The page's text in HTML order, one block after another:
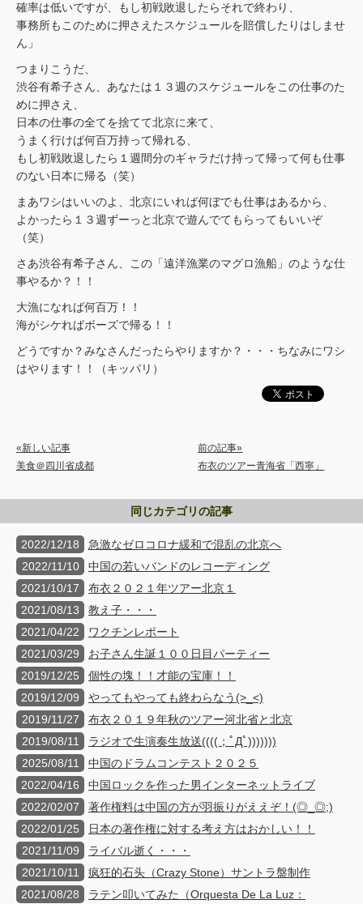
確率は低いですが、もし初戦敗退したらそれで終わり、
事務所もこのために押さえたスケジュールを賠償したりはしませ
ん」
つまりこうだ、
渋谷有希子さん、あなたは１３週のスケジュールをこの仕事のた
めに押さえ、
日本の仕事の全てを捨てて北京に来て、
うまく行けば何百万持って帰れる、
もし初戦敗退したら１週間分のギャラだけ持って帰って何も仕事
のない日本に帰る（笑）
まあワシはいいのよ、北京にいれば何ぼでも仕事はあるから、
よかったら１３週ずーっと北京で遊んでてもらってもいいぞ
（笑）
さあ渋谷有希子さん、この「遠洋漁業のマグロ漁船」のような仕
事やるか？！！
大漁になれば何百万！！
海がシケればボーズで帰る！！
どうですか？みなさんだったらやりますか？・・・ちなみにワシ
はやります！！（キッパリ）
«新しい記事
美食＠四川省成都
前の記事»
布衣のツアー青海省「西寧」
同じカテゴリの記事
2022/12/18
急激なゼロコロナ緩和で混乱の北京へ
2022/11/10
中国の若いバンドのレコーディング
2021/10/17
布衣２０２１年ツアー北京１
2021/08/13
教え子・・・
2021/04/22
ワクチンレポート
2021/03/29
お子さん生誕１００日目パーティー
2019/12/25
個性の塊！！才能の宝庫！！
2019/12/09
やってもやっても終わらなう(>_<)
2019/11/27
布衣２０１９年秋のツアー河北省と北京
2019/08/11
ラジオで生演奏生放送((((；ﾟДﾟ)))))))
2025/08/11
中国のドラムコンテスト２０２５
2022/04/16
中国ロックを作った男インターネットライブ
2022/02/07
著作権料は中国の方が羽振りがええぞ！(◎_◎;)
2022/01/25
日本の著作権に対する考え方はおかしい！！
2021/11/09
ライバル逝く・・・
2021/10/11
疯狂的石头（Crazy Stone）サントラ盤制作
2021/08/28
ラテン叩いてみた（Orquesta De La Luz：